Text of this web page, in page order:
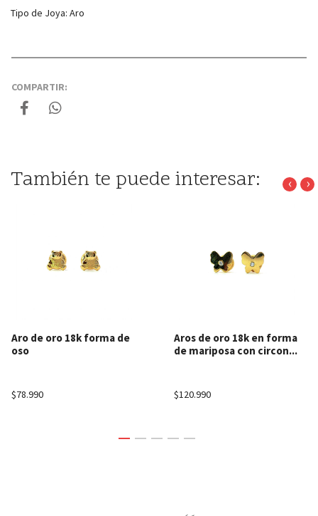
Tipo de Joya: Aro
COMPARTIR:
También te puede interesar:
Aro de oro 18k forma de
oso
$78.990
Aros de oro 18k en forma
de mariposa con circon...
$120.990
‹ ›